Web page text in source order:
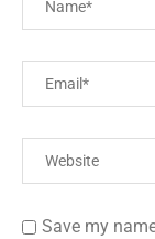
Save my